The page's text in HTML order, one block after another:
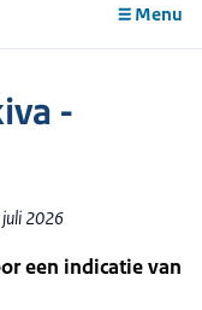
Menu
-
juli 2026
een indicatie van